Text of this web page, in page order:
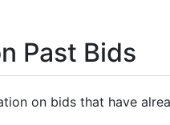
Past Bids
on bids that have